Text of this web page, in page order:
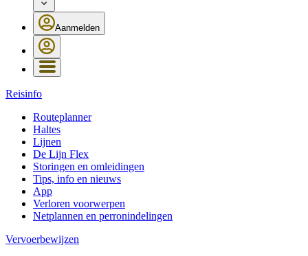
Aanmelden
Reisinfo
Routeplanner
Haltes
Lijnen
De Lijn Flex
Storingen en omleidingen
Tips, info en nieuws
App
Verloren voorwerpen
Netplannen en perronindelingen
Vervoerbewijzen